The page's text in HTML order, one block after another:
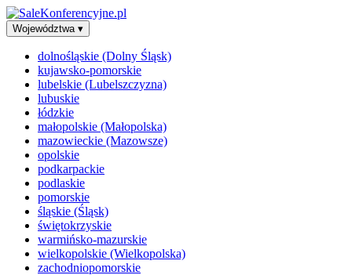
Województwa ▾
dolnośląskie (Dolny Śląsk)
kujawsko-pomorskie
lubelskie (Lubelszczyzna)
lubuskie
łódzkie
małopolskie (Małopolska)
mazowieckie (Mazowsze)
opolskie
podkarpackie
podlaskie
pomorskie
śląskie (Śląsk)
świętokrzyskie
warmińsko-mazurskie
wielkopolskie (Wielkopolska)
zachodniopomorskie